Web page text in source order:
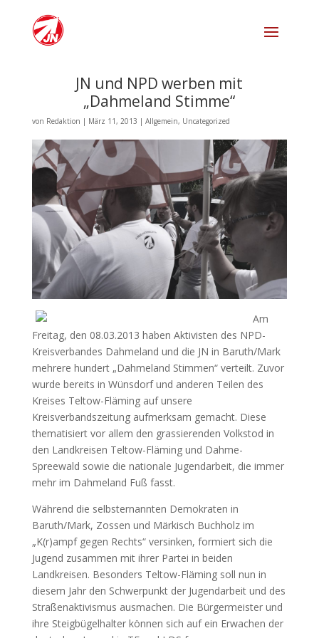
JN und NPD werben mit
„Dahmeland Stimme“
von Redaktion | März 11, 2013 | Allgemein, Uncategorized
Am
Freitag, den 08.03.2013 haben Aktivisten des NPD-
Kreisverbandes Dahmeland und die JN in Baruth/Mark
mehrere hundert „Dahmeland Stimmen“ verteilt. Zuvor
wurde bereits in Wünsdorf und anderen Teilen des
Kreises Teltow-Fläming auf unsere
Kreisverbandszeitung aufmerksam gemacht. Diese
thematisiert vor allem den grassierenden Volkstod in
den Landkreisen Teltow-Fläming und Dahme-
Spreewald sowie die nationale Jugendarbeit, die immer
mehr im Dahmeland Fuß fasst.
Während die selbsternannten Demokraten in
Baruth/Mark, Zossen und Märkisch Buchholz im
„K(r)ampf gegen Rechts“ versinken, formiert sich die
Jugend zusammen mit ihrer Partei in beiden
Landkreisen. Besonders Teltow-Fläming soll nun in
diesem Jahr den Schwerpunkt der Jugendarbeit und des
Straßenaktivismus ausmachen. Die Bürgermeister und
ihre Steigbügelhalter können sich auf ein Erwachen der